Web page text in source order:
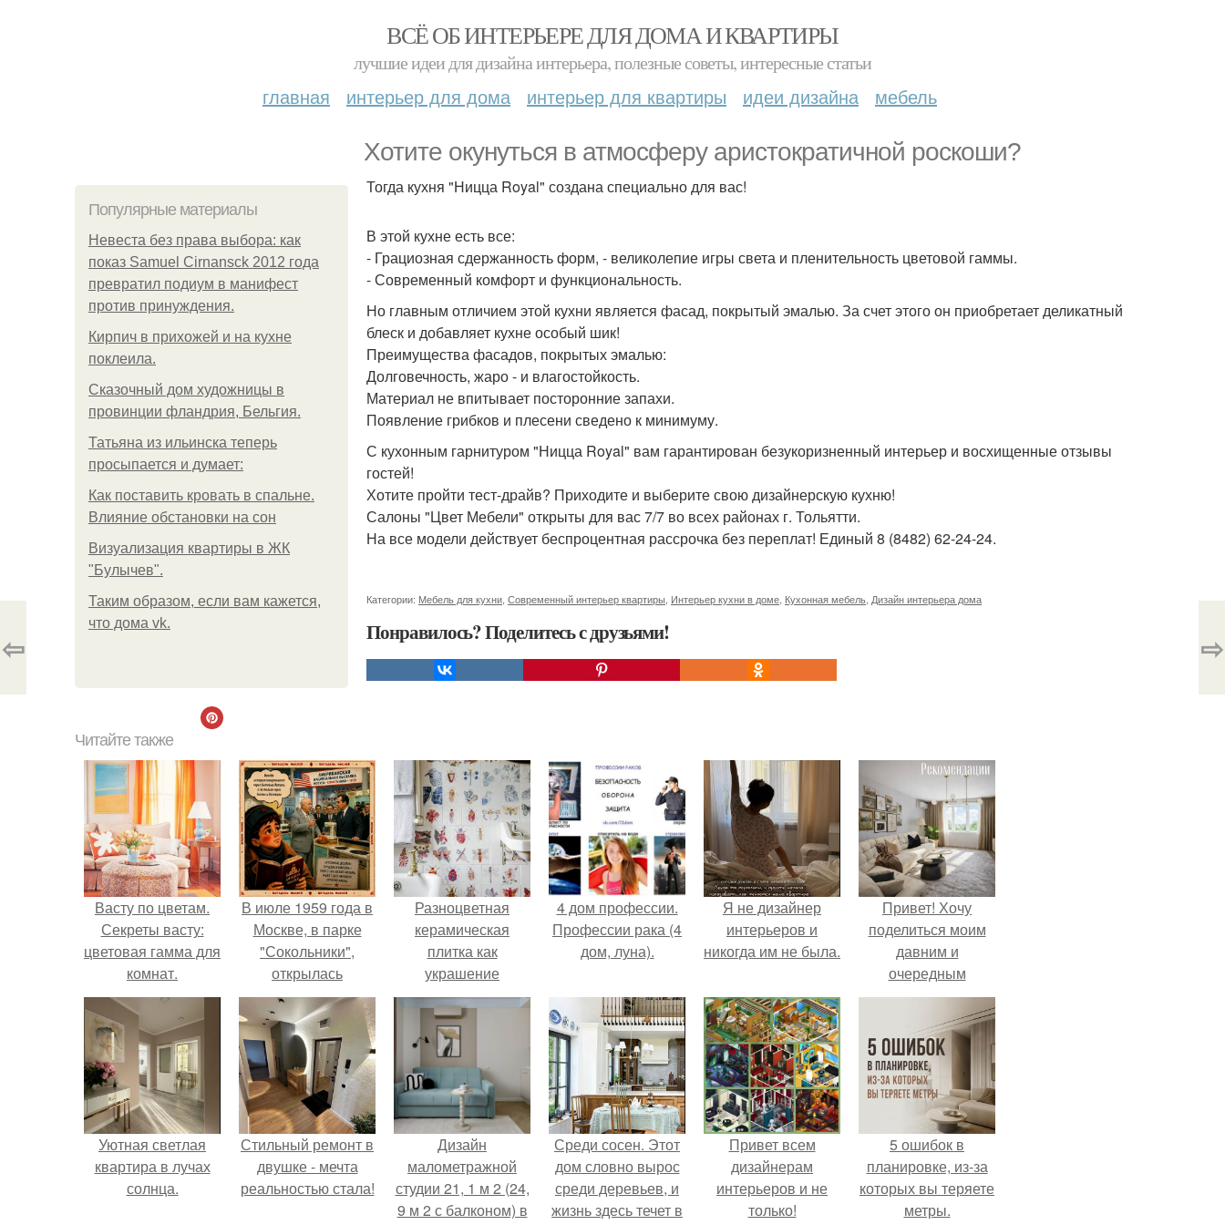
ВСЁ ОБ ИНТЕРЬЕРЕ ДЛЯ ДОМА И КВАРТИРЫ
лучшие идеи для дизайна интерьера, полезные советы, интересные статьи
главная интерьер для дома интерьер для квартиры идеи дизайна мебель
Хотите окунуться в атмосферу аристократичной роскоши?
Популярные материалы
Невеста без права выбора: как
показ Samuel Cirnansck 2012 года
превратил подиум в манифест
против принуждения.
Кирпич в прихожей и на кухне
поклеила.
Сказочный дом художницы в
провинции фландрия, Бельгия.
Татьяна из ильинска теперь
просыпается и думает:
Как поставить кровать в спальне.
Влияние обстановки на сон
Визуализация квартиры в ЖК
"Булычев".
Таким образом, если вам кажется,
что дома vk.
Тогда кухня "Ницца Royal" создана специально для вас!
В этой кухне есть все:
- Грациозная сдержанность форм, - великолепие игры света и пленительность цветовой гаммы.
- Современный комфорт и функциональность.
Но главным отличием этой кухни является фасад, покрытый эмалью. За счет этого он приобретает деликатный
блеск и добавляет кухне особый шик!
Преимущества фасадов, покрытых эмалью:
Долговечность, жаро - и влагостойкость.
Материал не впитывает посторонние запахи.
Появление грибков и плесени сведено к минимуму.
С кухонным гарнитуром "Ницца Royal" вам гарантирован безукоризненный интерьер и восхищенные отзывы
гостей!
Хотите пройти тест-драйв? Приходите и выберите свою дизайнерскую кухню!
Салоны "Цвет Мебели" открыты для вас 7/7 во всех районах г. Тольятти.
На все модели действует беспроцентная рассрочка без переплат! Единый 8 (8482) 62-24-24.
Категории: Мебель для кухни Современный интерьер квартиры Интерьер кухни в доме Кухонная мебель Дизайн интерьера дома
Понравилось? Поделитесь с друзьями!
⇦ ⇨
Читайте также
Васту по цветам.
Секреты васту:
цветовая гамма для
комнат.
В июле 1959 года в
Москве, в парке
"Сокольники",
открылась
американская
национальная
выставка.
Разноцветная
керамическая
плитка как
украшение
интерьера.
4 дом профессии.
Профессии рака (4
дом, луна).
Я не дизайнер
интерьеров и
никогда им не была.
Привет! Хочу
поделиться моим
давним и
очередным
неопубликованным
проектом.
Уютная светлая
квартира в лучах
солнца.
Стильный ремонт в
двушке - мечта
реальностью стала!
Дизайн
малометражной
студии 21, 1 м 2 (24,
9 м 2 с балконом) в
Среди сосен. Этот
дом словно вырос
среди деревьев, и
жизнь здесь течет в
Привет всем
дизайнерам
интерьеров и не
только!
5 ошибок в
планировке, из-за
которых вы теряете
метры.